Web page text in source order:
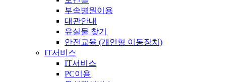
부속병원이용
대관안내
유실물 찾기
안전교육 (개인형 이동장치)
IT서비스
IT서비스
PC이용